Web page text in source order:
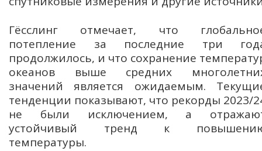
Гёсслинг отмечает, что
потепление за последние три
продолжилось, и что сохранение
океанов выше средних
значений является ожидаемым.
тенденции показывают, что рекорды 2023/
не были исключением, а
устойчивый тренд к
температуры.